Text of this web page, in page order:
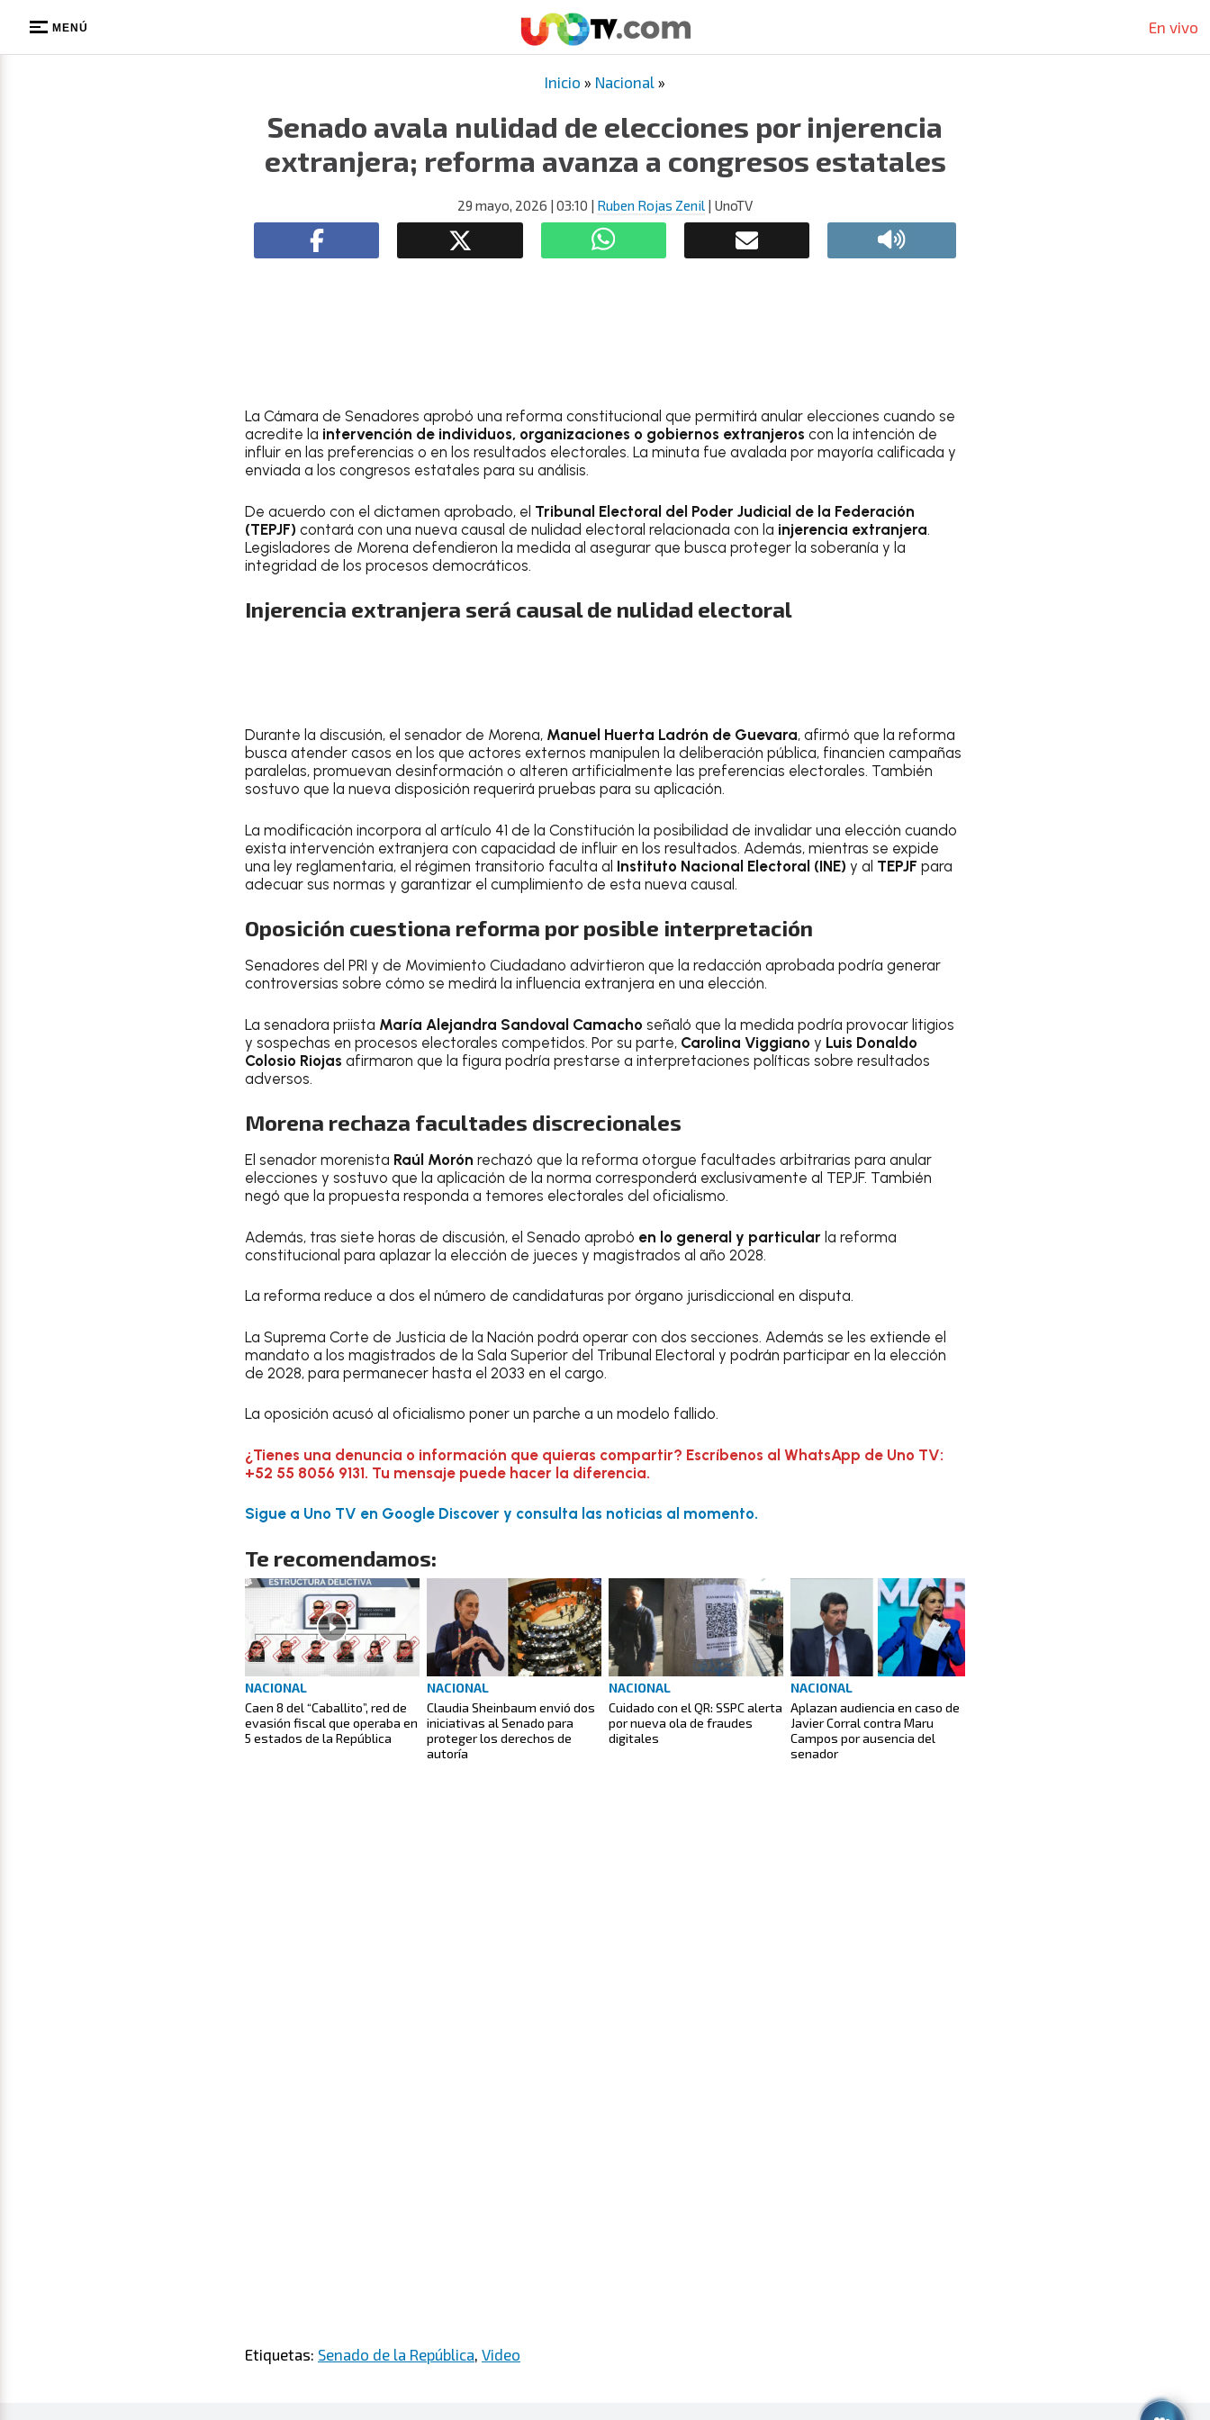
MENÚ En vivo
Inicio » Nacional »
Senado avala nulidad de elecciones por injerencia
extranjera; reforma avanza a congresos estatales
29 mayo, 2026 | 03:10 | Ruben Rojas Zenil | UnoTV
La Cámara de Senadores aprobó una reforma constitucional que permitirá anular elecciones cuando se
acredite la intervención de individuos, organizaciones o gobiernos extranjeros con la intención de
influir en las preferencias o en los resultados electorales. La minuta fue avalada por mayoría calificada y
enviada a los congresos estatales para su análisis.
De acuerdo con el dictamen aprobado, el Tribunal Electoral del Poder Judicial de la Federación
(TEPJF) contará con una nueva causal de nulidad electoral relacionada con la injerencia extranjera.
Legisladores de Morena defendieron la medida al asegurar que busca proteger la soberanía y la
integridad de los procesos democráticos.
Injerencia extranjera será causal de nulidad electoral
Durante la discusión, el senador de Morena, Manuel Huerta Ladrón de Guevara, afirmó que la reforma
busca atender casos en los que actores externos manipulen la deliberación pública, financien campañas
paralelas, promuevan desinformación o alteren artificialmente las preferencias electorales. También
sostuvo que la nueva disposición requerirá pruebas para su aplicación.
La modificación incorpora al artículo 41 de la Constitución la posibilidad de invalidar una elección cuando
exista intervención extranjera con capacidad de influir en los resultados. Además, mientras se expide
una ley reglamentaria, el régimen transitorio faculta al Instituto Nacional Electoral (INE) y al TEPJF para
adecuar sus normas y garantizar el cumplimiento de esta nueva causal.
Oposición cuestiona reforma por posible interpretación
Senadores del PRI y de Movimiento Ciudadano advirtieron que la redacción aprobada podría generar
controversias sobre cómo se medirá la influencia extranjera en una elección.
La senadora priista María Alejandra Sandoval Camacho señaló que la medida podría provocar litigios
y sospechas en procesos electorales competidos. Por su parte, Carolina Viggiano y Luis Donaldo
Colosio Riojas afirmaron que la figura podría prestarse a interpretaciones políticas sobre resultados
adversos.
Morena rechaza facultades discrecionales
El senador morenista Raúl Morón rechazó que la reforma otorgue facultades arbitrarias para anular
elecciones y sostuvo que la aplicación de la norma corresponderá exclusivamente al TEPJF. También
negó que la propuesta responda a temores electorales del oficialismo.
Además, tras siete horas de discusión, el Senado aprobó en lo general y particular la reforma
constitucional para aplazar la elección de jueces y magistrados al año 2028.
La reforma reduce a dos el número de candidaturas por órgano jurisdiccional en disputa.
La Suprema Corte de Justicia de la Nación podrá operar con dos secciones. Además se les extiende el
mandato a los magistrados de la Sala Superior del Tribunal Electoral y podrán participar en la elección
de 2028, para permanecer hasta el 2033 en el cargo.
La oposición acusó al oficialismo poner un parche a un modelo fallido.
¿Tienes una denuncia o información que quieras compartir? Escríbenos al WhatsApp de Uno TV:
+52 55 8056 9131. Tu mensaje puede hacer la diferencia.
Sigue a Uno TV en Google Discover y consulta las noticias al momento.
Te recomendamos:
NACIONAL
Caen 8 del “Caballito”, red de
evasión fiscal que operaba en
5 estados de la República
NACIONAL
Claudia Sheinbaum envió dos
iniciativas al Senado para
proteger los derechos de
autoría
NACIONAL
Cuidado con el QR: SSPC alerta
por nueva ola de fraudes
digitales
NACIONAL
Aplazan audiencia en caso de
Javier Corral contra Maru
Campos por ausencia del
senador
Etiquetas: Senado de la República Video